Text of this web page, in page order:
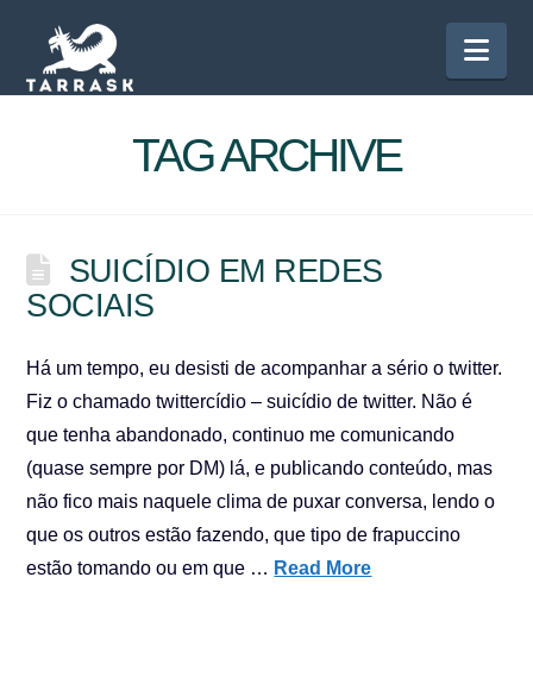
TAG ARCHIVE
SUICÍDIO EM REDES
SOCIAIS
Há um tempo, eu desisti de acompanhar a sério o twitter.
Fiz o chamado twittercídio – suicídio de twitter. Não é
que tenha abandonado, continuo me comunicando
(quase sempre por DM) lá, e publicando conteúdo, mas
não fico mais naquele clima de puxar conversa, lendo o
que os outros estão fazendo, que tipo de frapuccino
estão tomando ou em que … Read More